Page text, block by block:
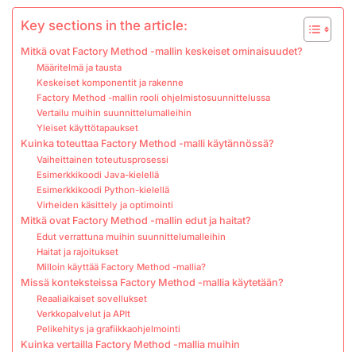
Key sections in the article:
Mitkä ovat Factory Method -mallin keskeiset ominaisuudet?
Määritelmä ja tausta
Keskeiset komponentit ja rakenne
Factory Method -mallin rooli ohjelmistosuunnittelussa
Vertailu muihin suunnittelumalleihin
Yleiset käyttötapaukset
Kuinka toteuttaa Factory Method -malli käytännössä?
Vaiheittainen toteutusprosessi
Esimerkkikoodi Java-kielellä
Esimerkkikoodi Python-kielellä
Virheiden käsittely ja optimointi
Mitkä ovat Factory Method -mallin edut ja haitat?
Edut verrattuna muihin suunnittelumalleihin
Haitat ja rajoitukset
Milloin käyttää Factory Method -mallia?
Missä konteksteissa Factory Method -mallia käytetään?
Reaaliaikaiset sovellukset
Verkkopalvelut ja APIt
Pelikehitys ja grafiikkaohjelmointi
Kuinka vertailla Factory Method -mallia muihin